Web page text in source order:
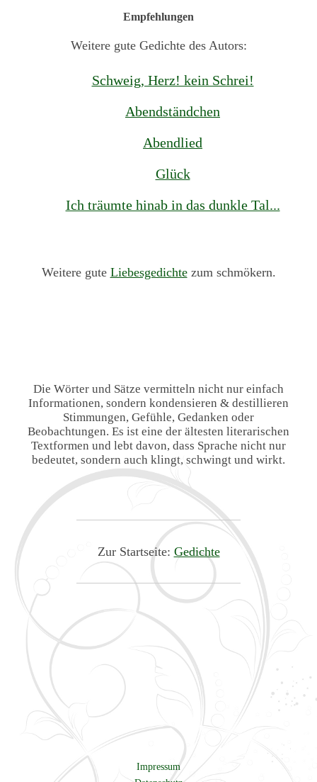
Empfehlungen
Weitere gute Gedichte des Autors:
Schweig, Herz! kein Schrei!
Abendständchen
Abendlied
Glück
Ich träumte hinab in das dunkle Tal...
Weitere gute Liebesgedichtezum schmökern.
Die Wörter und Sätze vermitteln nicht nur einfach
Informationen, sondern kondensieren & destillieren
Stimmungen, Gefühle, Gedanken oder
Beobachtungen. Es ist eine der ältesten literarischen
Textformen und lebt davon, dass Sprache nicht nur
bedeutet, sondern auch klingt, schwingt und wirkt.
Zur Startseite: Gedichte
Impressum